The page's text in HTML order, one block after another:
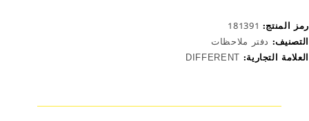
رمز المنتج: 181391
التصنيف: دفتر ملاحظات
العلامة التجارية: DIFFERENT